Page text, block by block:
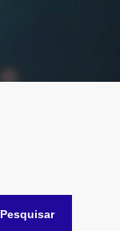
Pesquisar